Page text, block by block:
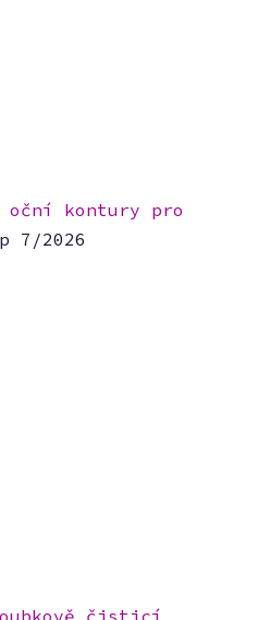
o oční kontury pro
7/2026
čisticí